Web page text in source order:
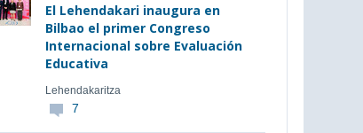
El Lehendakari inaugura en
Bilbao el primer Congreso
Internacional sobre Evaluación
Educativa
Lehendakaritza
7